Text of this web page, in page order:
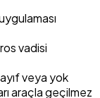
vadisi
veya yok
araçla geçilmez